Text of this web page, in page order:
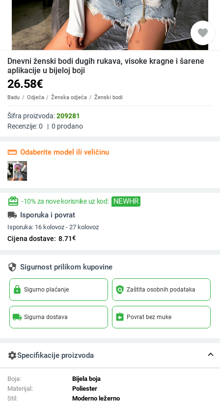
favorite
Dnevni ženski bodi dugih rukava, visoke kragne i šarene
aplikacije u bijeloj boji
26.58€
Badu Odjeća Ženska odjeća Ženski bodi
Šifra proizvoda:209281
Recenzije:0 | 0 prodano
straighten Odaberite model ili veličinu
redeem -10% za nove korisnike uz kod: NEWHR
local_shipping Isporuka i povrat
Isporuka: 16 kolovoz - 27 kolovoz
Cijena dostave: 8.71€
security Sigurnost prilikom kupovine
lock Sigurno plaćanje policy Zaštita osobnih podataka
local_shipping Sigurna dostava assignment_return Povrat bez muke
settingsSpecifikacije proizvoda
Boja:
Bijela boja
Materijal:
Poliester
Stil:
Moderno ležerno